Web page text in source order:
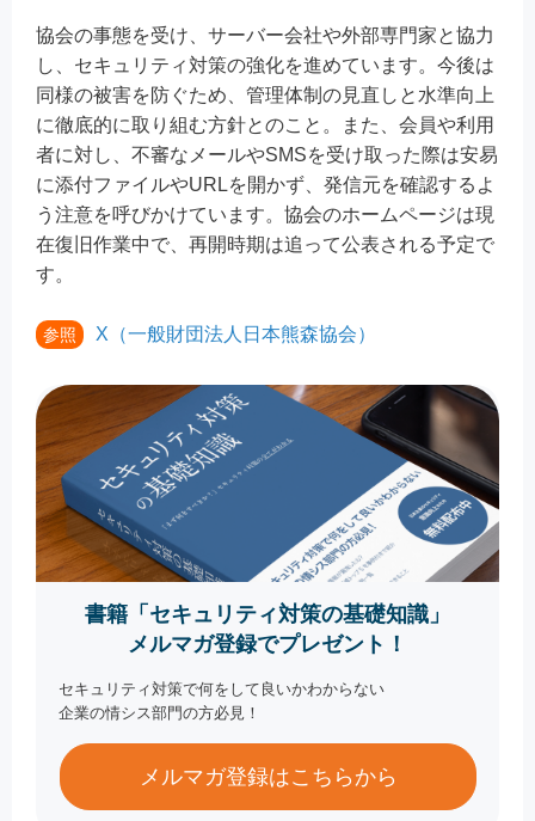
協会の事態を受け、サーバー会社や外部専門家と協力
し、セキュリティ対策の強化を進めています。今後は
同様の被害を防ぐため、管理体制の見直しと水準向上
に徹底的に取り組む方針とのこと。また、会員や利用
者に対し、不審なメールやSMSを受け取った際は安易
に添付ファイルやURLを開かず、発信元を確認するよ
う注意を呼びかけています。協会のホームページは現
在復旧作業中で、再開時期は追って公表される予定で
す。
参照 X（一般財団法人日本熊森協会）
書籍「セキュリティ対策の基礎知識」
メルマガ登録でプレゼント！
セキュリティ対策で何をして良いかわからない
企業の情シス部門の方必見！
メルマガ登録はこちらから